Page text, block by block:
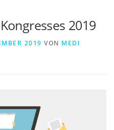
SHOP
MITGLIEDSCHAFT
2019
2019 VON MEDI